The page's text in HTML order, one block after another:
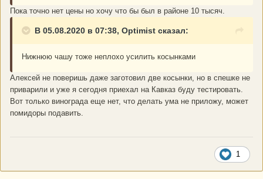
Пока точно нет цены но хочу что бы был в районе 10 тысяч.
В 05.08.2020 в 07:38, Optimist сказал:
Нижнюю чашу тоже неплохо усилить косынками
Алексей не поверишь даже заготовил две косынки, но в спешке не
приварили и уже я сегодня приехал на Кавказ буду тестировать.
Вот только винограда еще нет, что делать ума не приложу, может
помидоры подавить.
1